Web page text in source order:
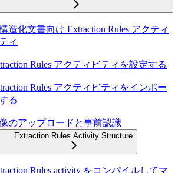
造化文書向け Extraction Rules アクティ
ィ
Rules アクティビティを設定する
Rules アクティビティをインポー
る
のアップロードと事前認識
Extraction Rules Activity Structure
Rules activity をコンパイルしてマ